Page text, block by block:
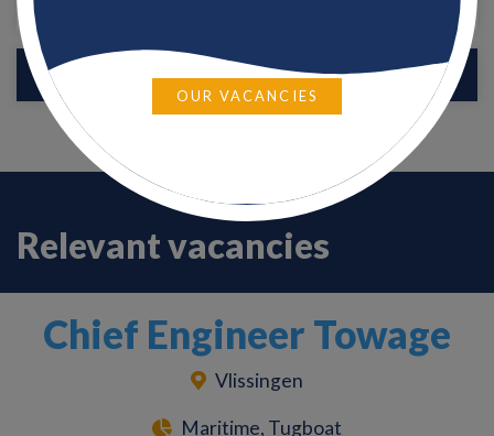
OUR VACANCIES
Relevant vacancies
Chief Engineer Towage
Vlissingen
Maritime, Tugboat